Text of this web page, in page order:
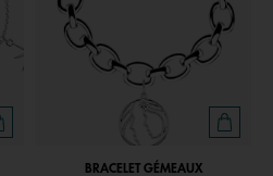
BRACELET GÉMEAUX